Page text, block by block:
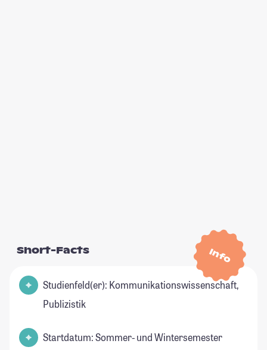
Info
Short-Facts
Studienfeld(er): Kommunikationswissenschaft,
Publizistik
Startdatum: Sommer- und Wintersemester